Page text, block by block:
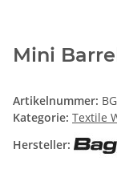
Mini
Artikelnummer:
Kategorie: Textile
Hersteller: